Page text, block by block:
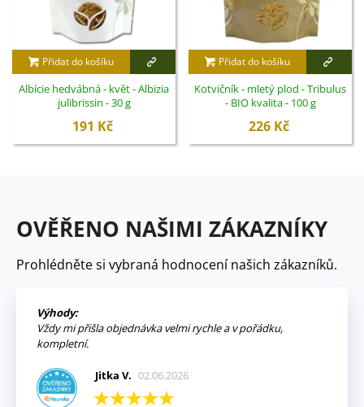
Přidat do košíku
Albície hedvábná - květ - Albizia
julibrissin - 30 g
191 Kč
Přidat do košíku
Kotvičník - mletý plod - Tribulus
- BIO kvalita - 100 g
226 Kč
OVĚŘENO NAŠIMI ZÁKAZNÍKY
Prohlédněte si vybraná hodnocení našich zákazníků.
Výhody:
Vždy mi přišla objednávka velmi rychle a v pořádku,
kompletní.
Jitka V. 02.06.2026